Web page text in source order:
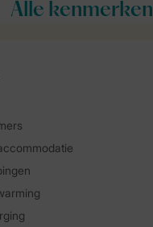
Alle kenmerken